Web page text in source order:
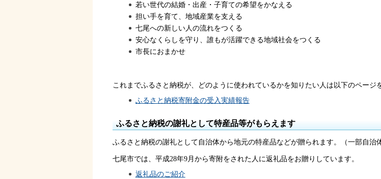
若い世代の結婚・出産・子育ての希望をかなえる
担い手を育て、地域産業を支える
七尾への新しい人の流れをつくる
安心なくらしを守り、誰もが活躍できる地域社会をつくる
市長におまかせ
これまでふるさと納税が、どのように使われているかを知りたい人は以下のページ
ふるさと納税寄附金の受入実績報告
ふるさと納税の謝礼として特産品等がもらえます
ふるさと納税の謝礼として自治体から地元の特産品などが贈られます。（一部自治
七尾市では、平成28年9月から寄附をされた人に返礼品をお贈りしています。
返礼品のご紹介